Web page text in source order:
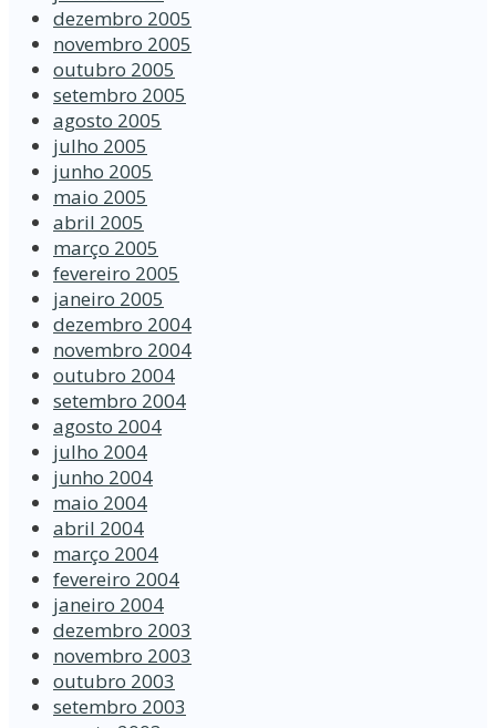
dezembro 2005
novembro 2005
outubro 2005
setembro 2005
agosto 2005
julho 2005
junho 2005
maio 2005
abril 2005
março 2005
fevereiro 2005
janeiro 2005
dezembro 2004
novembro 2004
outubro 2004
setembro 2004
agosto 2004
julho 2004
junho 2004
maio 2004
abril 2004
março 2004
fevereiro 2004
janeiro 2004
dezembro 2003
novembro 2003
outubro 2003
setembro 2003